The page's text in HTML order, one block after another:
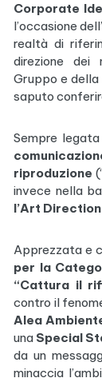
Corporate
l’occasione
realtà di
direzione dei
Gruppo e
saputo
Sempre
riproduzione
invece nella
l’Art
Apprezzata e
per la
“Cattura il
contro il
Alea
una Special
da un
minaccia